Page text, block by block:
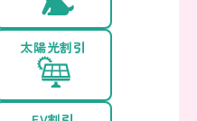
太陽光割引